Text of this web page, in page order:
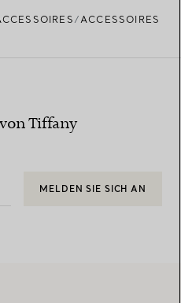
ACCESSOIRES
Tiffany
MELDEN SIE SICH AN